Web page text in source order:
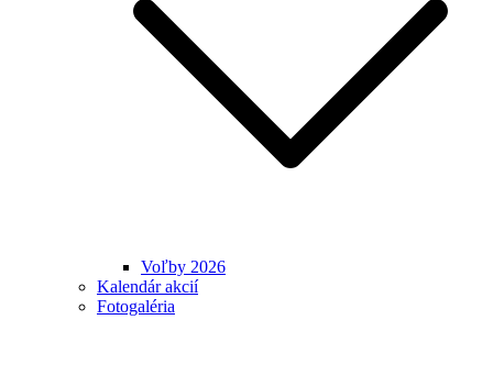
Voľby 2026
Kalendár akcií
Fotogaléria